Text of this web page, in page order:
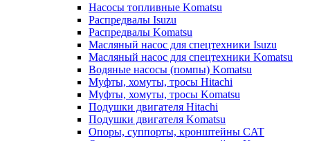
Насосы топливные Komatsu
Распредвалы Isuzu
Распредвалы Komatsu
Масляный насос для спецтехники Isuzu
Масляный насос для спецтехники Komatsu
Водяные насосы (помпы) Komatsu
Муфты, хомуты, тросы Hitachi
Муфты, хомуты, тросы Komatsu
Подушки двигателя Hitachi
Подушки двигателя Komatsu
Опоры, суппорты, кронштейны CAT